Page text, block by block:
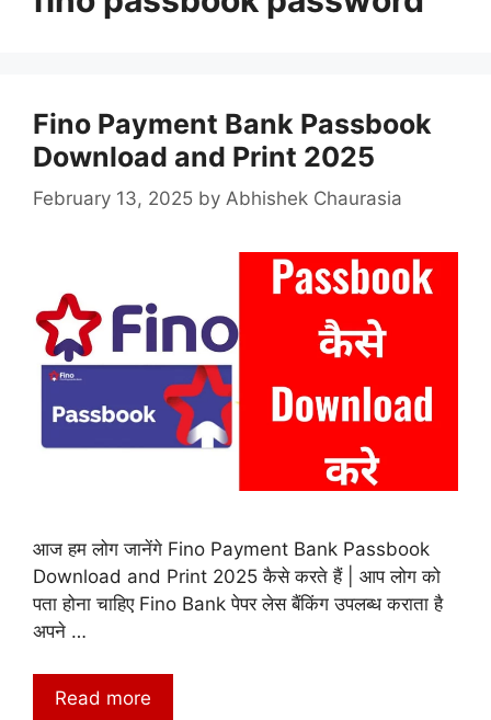
Fino Payment Bank Passbook
Download and Print 2025
February 13, 2025 by Abhishek Chaurasia
आज हम लोग जानेंगे Fino Payment Bank Passbook
Download and Print 2025 कैसे करते हैं | आप लोग को
पता होना चाहिए Fino Bank पेपर लेस बैंकिंग उपलब्ध कराता है
अपने …
Read more